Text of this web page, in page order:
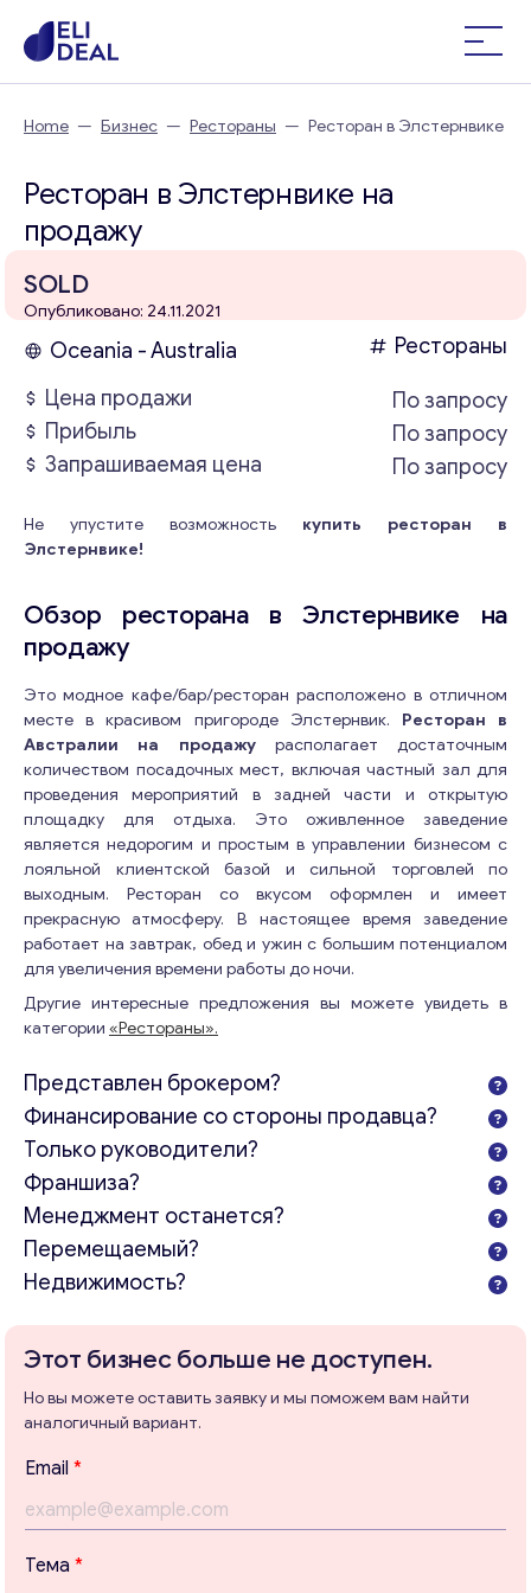
Home — Бизнес — Рестораны — Ресторан в Элстернвике
Ресторан в Элстернвике на
продажу
SOLD
Опубликовано: 24.11.2021
Oceania - Australia
Рестораны
Цена продажи
По запросу
Прибыль
По запросу
Запрашиваемая цена
По запросу
Не упустите возможность купить ресторан в
Элстернвике!
Обзор ресторана в Элстернвике на
продажу
Это модное кафе/бар/ресторан расположено в отличном
месте в красивом пригороде Элстернвик. Ресторан в
Австралии на продажурасполагает достаточным
количеством посадочных мест, включая частный зал для
проведения мероприятий в задней части и открытую
площадку для отдыха. Это оживленное заведение
является недорогим и простым в управлении бизнесом с
лояльной клиентской базой и сильной торговлей по
выходным. Ресторан со вкусом оформлен и имеет
прекрасную атмосферу. В настоящее время заведение
работает на завтрак, обед и ужин с большим потенциалом
для увеличения времени работы до ночи.
Другие интересные предложения вы можете увидеть в
категории «Рестораны».
Представлен брокером?
Финансирование со стороны продавца?
Только руководители?
Франшиза?
Менеджмент останется?
Перемещаемый?
Недвижимость?
Этот бизнес больше не доступен.
Но вы можете оставить заявку и мы поможем вам найти
аналогичный вариант.
Email *
Т
е
Тема *